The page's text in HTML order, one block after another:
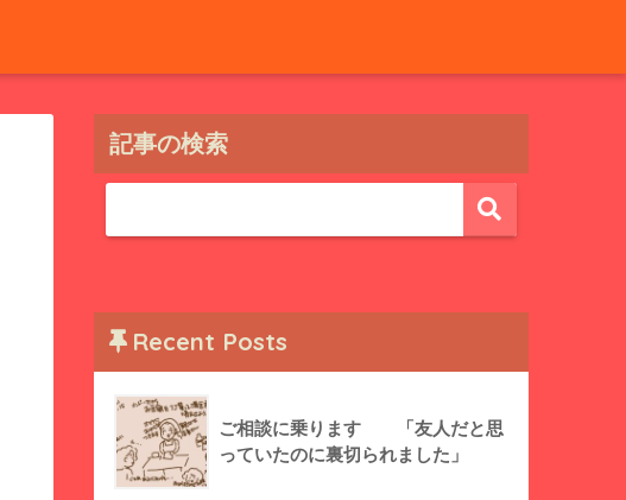
記事の検索
Recent Posts
ご相談に乗ります 「友人だと思
っていたのに裏切られました」